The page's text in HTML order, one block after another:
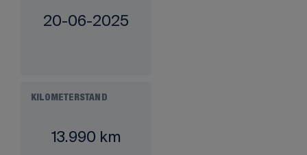
20-06-2025
KILOMETERSTAND
13.990 km